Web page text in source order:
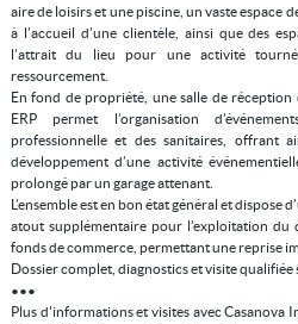
aire de loisirs et une piscine, un vaste espace
à l’accueil d’une clientèle, ainsi que des
l’attrait du lieu pour une activité
ressourcement.
En fond de propriété, une salle de
ERP permet l’organisation
professionnelle et des sanitaires, offrant
développement d’une activité
prolongé par un garage attenant.
L’ensemble est en bon état général et dispose
atout supplémentaire pour l’exploitation du
fonds de commerce, permettant une reprise
Dossier complet, diagnostics et visite qualifiée
•••
Plus d'informations et visites avec